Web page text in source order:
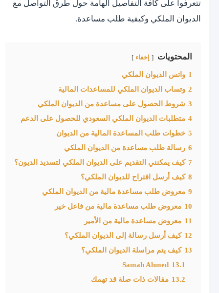
تتعرفوا على كافة التفاصيل الهامة حول طرق التواصل مع
الديوان الملكي وكيفية طلب مساعدة.
المحتويات إخفاء
1 واتس الديوان الملكي
2 وتساب الديوان الملكي للمساعدات المالية
3 شروط الحصول على مساعدة من الديوان الملكي
4 متطلبات الديوان الملكي السعودي للحصول على الدعم
5 خطوات طلب المساعدة المالية من الديوان
6 رسالة طلب مساعدة من الديوان الملكي
7 كيف يمكنني التقديم على الديوان الملكي لتسديد الديون؟
8 كيف أرسل اقتراح للديوان الملكي؟
9 معروض طلب مساعدة مالية من الديوان الملكي
10 معروض طلب مساعدة مالية من فاعل خير
11 معروض مساعدة مالية من الأمير
12 كيف أرسل رسالة إلى الديوان الملكي؟
13 كيف يتم مراسلة الديوان الملكي؟
13.1
Samah Ahmed
13.2 مقالات ذات صلة قد تهمك